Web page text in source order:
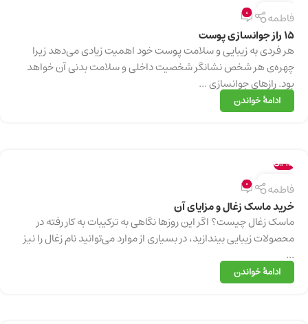
27
فوریه
فاطمه 0
15 راز جوانسازی پوست
هر فردی به زیبایی و سلامت پوست خود اهمیت زیادی می‌دهد زیرا
چهره‌ی هر شخص نشانگر شخصیت داخلی و سلامت بدنی آن خواهد
بود. رازهای جوانسازی ...
ادامهٔ خواندن
27
فوریه
زیبایی
فاطمه 0
خرید ماسک زغال و مزایای آن
ماسک زغال چیست؟ اگر این روزها نگاهی به ترکیبات به کار رفته در
محصولات زیبایی بیندازید، در بسیاری از موارد می‌توانید نام زغال را نیز
...
ادامهٔ خواندن